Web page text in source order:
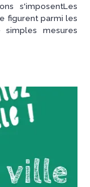
s'imposentLes
figurent parmi les
mesures